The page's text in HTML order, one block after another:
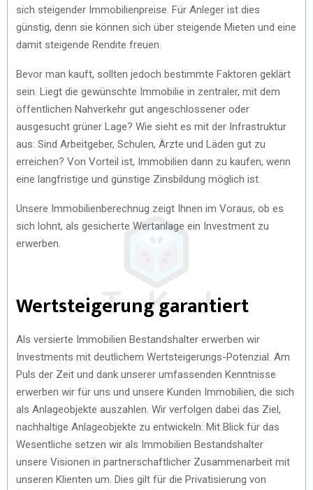
sich steigender Immobilienpreise. Für Anleger ist dies
günstig, denn sie können sich über steigende Mieten und eine
damit steigende Rendite freuen.
Bevor man kauft, sollten jedoch bestimmte Faktoren geklärt
sein. Liegt die gewünschte Immobilie in zentraler, mit dem
öffentlichen Nahverkehr gut angeschlossener oder
ausgesucht grüner Lage? Wie sieht es mit der Infrastruktur
aus: Sind Arbeitgeber, Schulen, Ärzte und Läden gut zu
erreichen? Von Vorteil ist, Immobilien dann zu kaufen, wenn
eine langfristige und günstige Zinsbildung möglich ist.
Unsere Immobilienberechnug zeigt Ihnen im Voraus, ob es
sich lohnt, als gesicherte Wertanlage ein Investment zu
erwerben.
Wertsteigerung garantiert
Als versierte Immobilien Bestandshalter erwerben wir
Investments mit deutlichem Wertsteigerungs-Potenzial. Am
Puls der Zeit und dank unserer umfassenden Kenntnisse
erwerben wir für uns und unsere Kunden Immobilien, die sich
als Anlageobjekte auszahlen. Wir verfolgen dabei das Ziel,
nachhaltige Anlageobjekte zu entwickeln: Mit Blick für das
Wesentliche setzen wir als Immobilien Bestandshalter
unsere Visionen in partnerschaftlicher Zusammenarbeit mit
unseren Klienten um. Dies gilt für die Privatisierung von